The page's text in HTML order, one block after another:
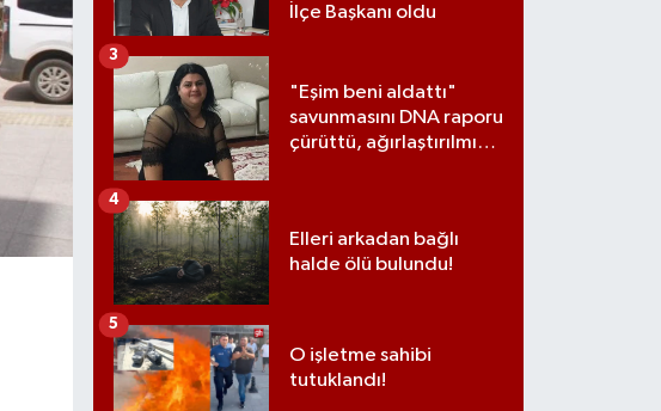
İlçe Başkanı oldu
"Eşim beni aldattı"
savunmasını DNA raporu
çürüttü, ağırlaştırılmış
3
Elleri arkadan bağlı
halde ölü bulundu!
4
O işletme sahibi
tutuklandı!
5